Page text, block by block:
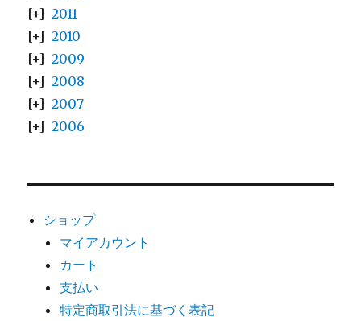
2011
2010
2009
2008
2007
2006
ショップ
マイアカウント
カート
支払い
特定商取引法に基づく表記